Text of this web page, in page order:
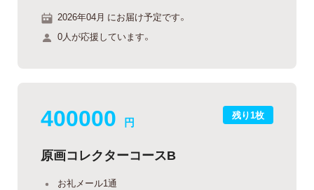
2026年04月 にお届け予定です。
0人が応援しています。
残り1枚
400000 円
原画コレクターコースB
お礼メール1通